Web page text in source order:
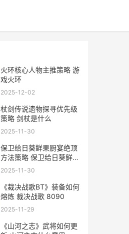
火环核心人物主推策略 游
戏火环
2025-12-02
杖剑传说遗物探寻优先级
策略 剑杖是什么
2025-11-30
保卫给日葵鲜果厨宴绝顶
方法策略 保卫给日葵鲜果
的人是谁
2025-11-30
《裁决战歌BT》装备如何
熔炼 裁决战歌 8090
2025-11-29
《山河之志》武将如何更